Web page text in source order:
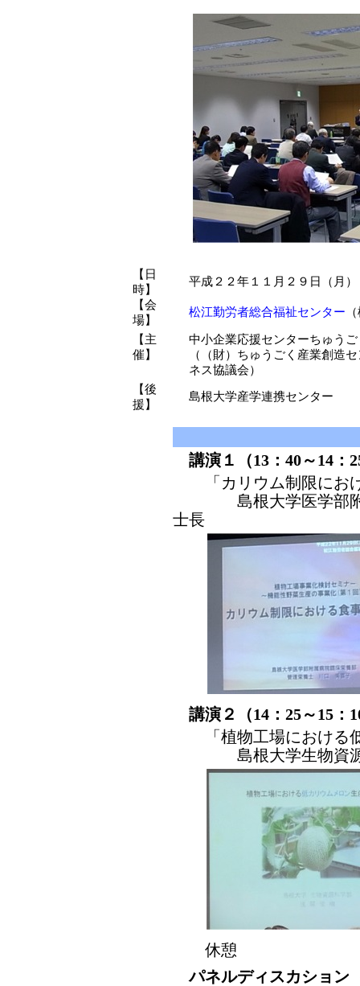
【日
時】
平成２２年１１月２９日（月
【会
場】
松江勤労者総合福祉センター
【主
催】
中小企業応援センターちゅうご
（（財）ちゅうごく産業創造
ネス協議会）
【後
援】
島根大学産学連携センター
講演１（13：40～14：
「カリウム制限にお
島根大学医学部附属
士長
講演２（14：25～15：
「植物工場における低
島根大学生物資源科
休憩
パネルディスカション